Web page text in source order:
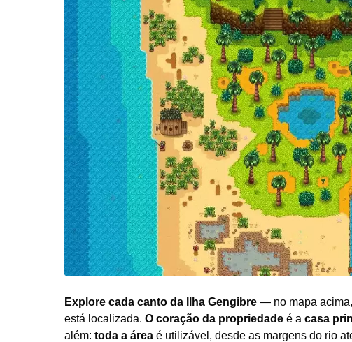
Explore cada canto da Ilha Gengibre — no mapa
está localizada. O coração da propriedade é a casa
além: toda a área é utilizável, desde as margens do rio